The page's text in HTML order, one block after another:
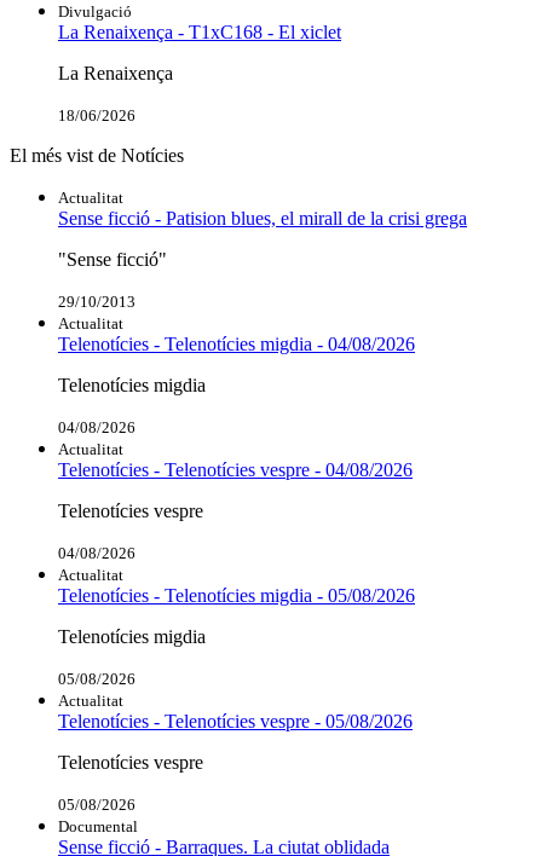
Divulgació
La Renaixença - T1xC168 - El xiclet
La Renaixença
18/06/2026
El més vist de Notícies
Actualitat
Sense ficció - Patision blues, el mirall de la crisi grega
"Sense ficció"
29/10/2013
Actualitat
Telenotícies - Telenotícies migdia - 04/08/2026
Telenotícies migdia
04/08/2026
Actualitat
Telenotícies - Telenotícies vespre - 04/08/2026
Telenotícies vespre
04/08/2026
Actualitat
Telenotícies - Telenotícies migdia - 05/08/2026
Telenotícies migdia
05/08/2026
Actualitat
Telenotícies - Telenotícies vespre - 05/08/2026
Telenotícies vespre
05/08/2026
Documental
Sense ficció - Barraques. La ciutat oblidada